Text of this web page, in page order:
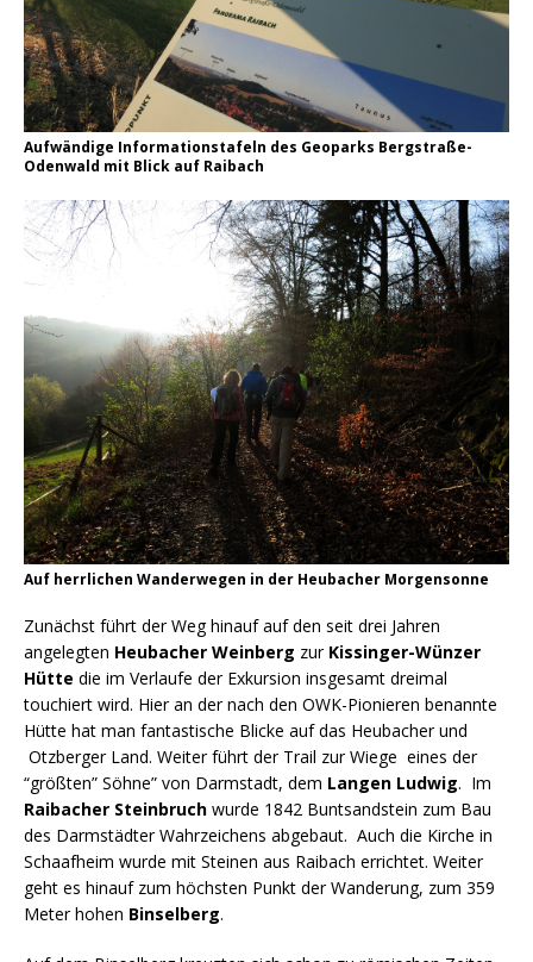
Aufwändige Informationstafeln des Geoparks Bergstraße-
Odenwald mit Blick auf Raibach
Auf herrlichen Wanderwegen in der Heubacher Morgensonne
Zunächst führt der Weg hinauf auf den seit drei Jahren
angelegten Heubacher Weinberg zur Kissinger-Wünzer
Hütte die im Verlaufe der Exkursion insgesamt dreimal
touchiert wird. Hier an der nach den OWK-Pionieren benannte
Hütte hat man fantastische Blicke auf das Heubacher und
Otzberger Land. Weiter führt der Trail zur Wiege eines der
“größten” Söhne” von Darmstadt, dem Langen Ludwig. Im
Raibacher Steinbruch wurde 1842 Buntsandstein zum Bau
des Darmstädter Wahrzeichens abgebaut. Auch die Kirche in
Schaafheim wurde mit Steinen aus Raibach errichtet. Weiter
geht es hinauf zum höchsten Punkt der Wanderung, zum 359
Meter hohen Binselberg.